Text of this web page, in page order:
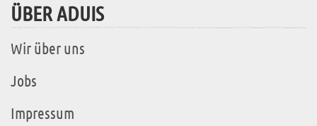
ÜBER ADUIS
Wir über uns
Jobs
Impressum